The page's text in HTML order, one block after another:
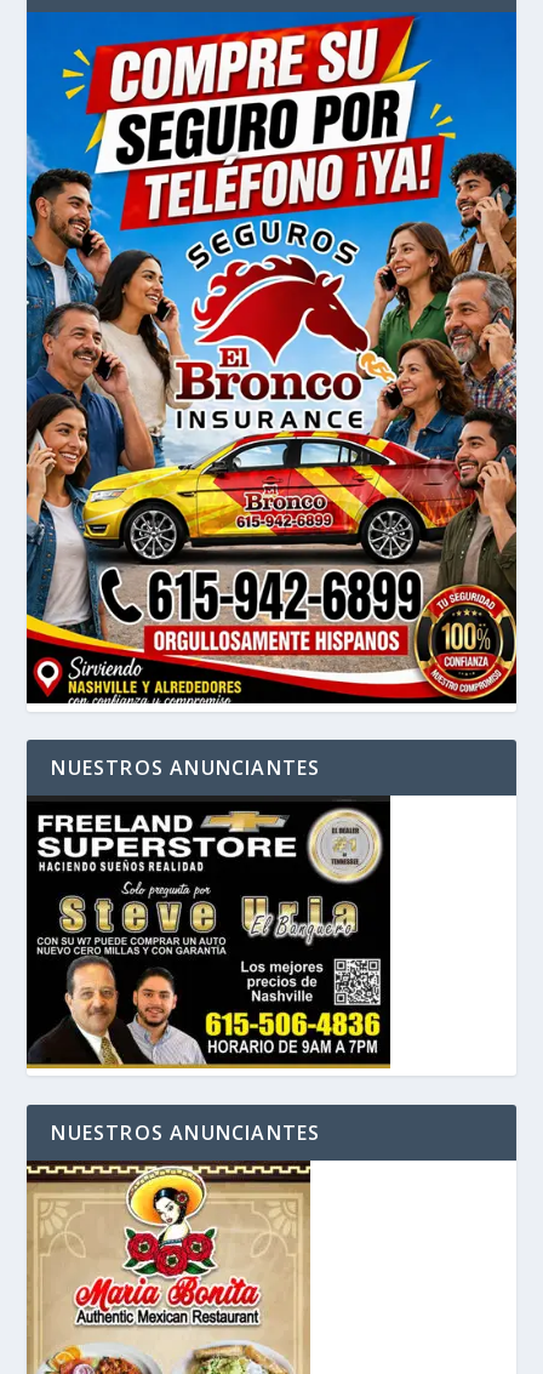
NUESTROS ANUNCIANTES
NUESTROS ANUNCIANTES